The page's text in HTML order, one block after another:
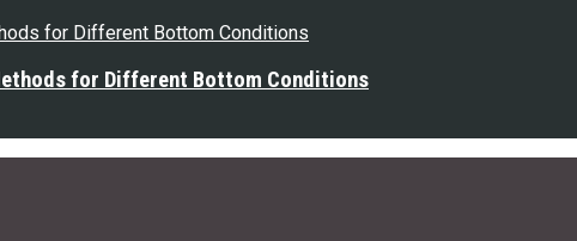
for Different Bottom Conditions